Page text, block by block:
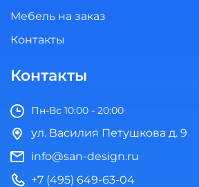
Мебель на заказ
Контакты
Контакты
Пн-Вс 10:00 - 20:00
ул. Василия Петушкова д. 9
info@san-design.ru
+7 (495) 649-63-04